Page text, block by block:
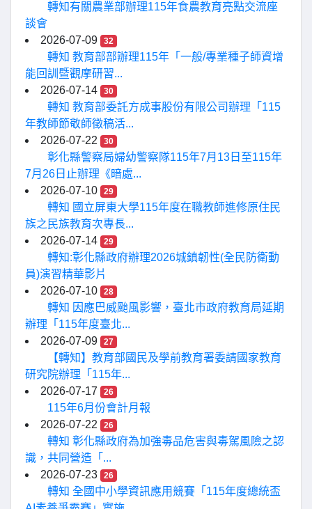
轉知有關農業部辦理115年食農教育亮點交流座
談會
2026-07-09
32
轉知 教育部部辦理115年「一般/專業種子師資增
能回訓暨觀摩研習...
2026-07-14
30
轉知 教育部委託方成事股份有限公司辦理「115
年教師節敬師徵稿活...
2026-07-22
30
彰化縣警察局婦幼警察隊115年7月13日至115年
7月26日止辦理《暗處...
2026-07-10
29
轉知 國立屏東大學115年度在職教師進修原住民
族之民族教育次專長...
2026-07-14
29
轉知:彰化縣政府辦理2026城鎮韌性(全民防衛動
員)演習精華影片
2026-07-10
28
轉知 因應巴威颱風影響，臺北市政府教育局延期
辦理「115年度臺北...
2026-07-09
27
【轉知】教育部國民及學前教育署委請國家教育
研究院辦理「115年...
2026-07-17
26
115年6月份會計月報
2026-07-22
26
轉知 彰化縣政府為加強毒品危害與毒駕風險之認
識，共同營造「...
2026-07-23
26
轉知 全國中小學資訊應用競賽「115年度總統盃